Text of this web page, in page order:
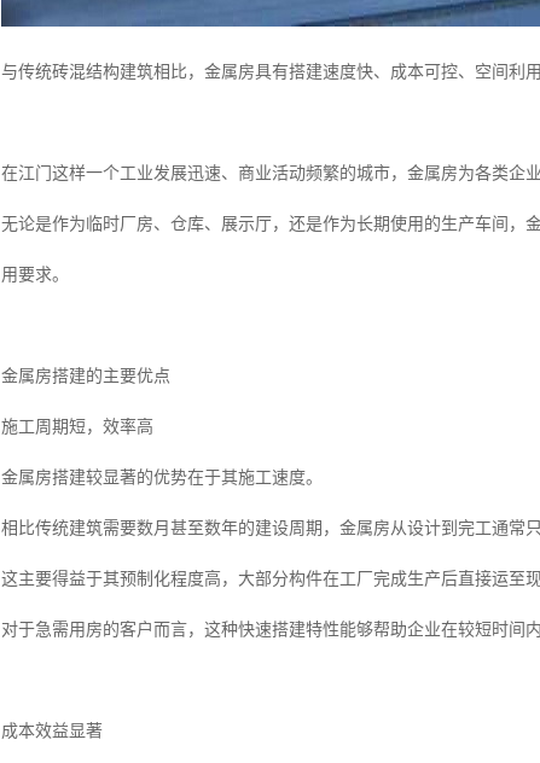
与传统砖混结构建筑相比，金属房具有搭建速度快、成本可控、空间利
在江门这样一个工业发展迅速、商业活动频繁的城市，金属房为各类企
无论是作为临时厂房、仓库、展示厅，还是作为长期使用的生产车间
用要求。
金属房搭建的主要优点
施工周期短，效率高
金属房搭建较显著的优势在于其施工速度。
相比传统建筑需要数月甚至数年的建设周期，金属房从设计到完工通常只
这主要得益于其预制化程度高，大部分构件在工厂完成生产后直接运至
对于急需用房的客户而言，这种快速搭建特性能够帮助企业在较短时间
成本效益显著